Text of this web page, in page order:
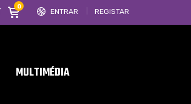
ENTRAR REGISTAR
0
MULTIMÉDIA